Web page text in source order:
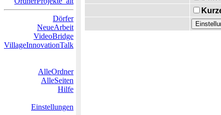
Dörfer
NeueArbeit
VideoBridge
VillageInnovationTalk
AlleOrdner
AlleSeiten
Hilfe
Einstellungen